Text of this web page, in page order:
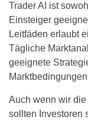
Trader AI ist
Einsteiger
Leitfäden erlaubt
Tägliche
geeignete
Auch wenn wir
sollten Investoren